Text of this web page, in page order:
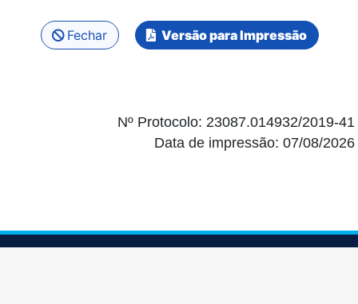
Fechar Versão para Impressão
Nº Protocolo: 23087.014932/2019-41
Data de impressão: 07/08/2026